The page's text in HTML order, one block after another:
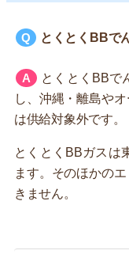
とくとくBBで
とくとくBBで
し、沖縄・離島や
は供給対象外です。
とくとくBBガスは
ます。そのほかの
きません。